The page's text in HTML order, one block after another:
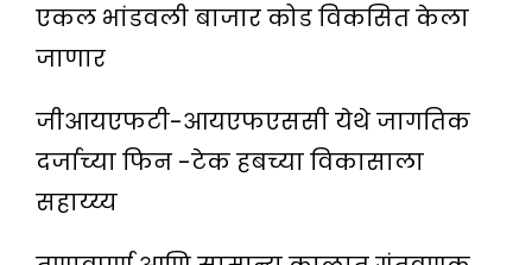
एकल भांडवली बाजार कोड विकसित केला
जाणार
जीआयएफटी-आयएफएससी येथे जागतिक
दर्जाच्या फिन -टेक हबच्या विकासाला
सहाय्य्य